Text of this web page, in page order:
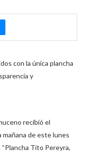
con la única plancha
y
recibió el
mañana de este lunes
Tito Pereyra,